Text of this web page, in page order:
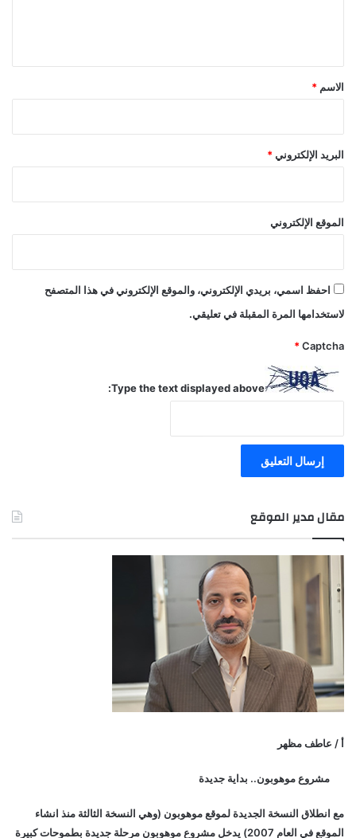
*
الاسم *
البريد الإلكتروني *
الموقع الإلكتروني
احفظ اسمي، بريدي الإلكتروني، والموقع الإلكتروني في هذا المتصفح
لاستخدامها المرة المقبلة في تعليقي.
Captcha
*
Type the text displayed above:
مقال مدير الموقع
أ / عاطف مظهر
مشروع موهوبون.. بداية جديدة
مع انطلاق النسخة الجديدة لموقع موهوبون (وهي النسخة الثالثة منذ انشاء
الموقع في العام 2007) يدخل مشروع موهوبون مرحلة جديدة بطموحات كبيرة